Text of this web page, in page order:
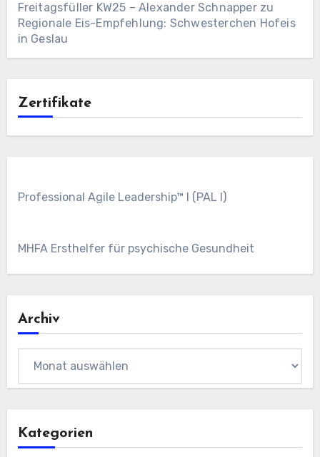
Freitagsfüller KW25 – Alexander Schnapperzu
Regionale Eis-Empfehlung: Schwesterchen Hofeis
in Geslau
Zertifikate
Professional Agile Leadership™ I (PAL I)
MHFA Ersthelfer für psychische Gesundheit
Archiv
Kategorien